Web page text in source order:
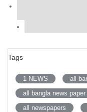
Tags
1 NEWS
all
all bangla news paper
all newspapers